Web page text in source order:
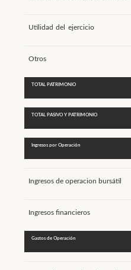
Utilidad del ejercicio
Otros
TOTAL PATRIMONIO
TOTAL PASIVO Y PATRIMONIO
Ingresos por Operación
Ingresos de operacion bursátil
Ingresos financieros
Gastos de Operación